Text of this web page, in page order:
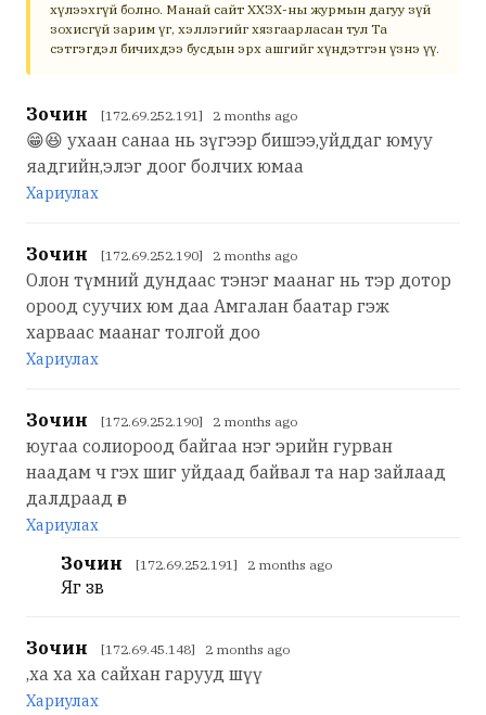
хүлээхгүй болно. Манай сайт ХХЗХ-ны журмын дагуу зүй
зохисгүй зарим үг, хэллэгийг хязгаарласан тул Та
сэтгэгдэл бичихдээ бусдын эрх ашгийг хүндэтгэн үзнэ үү.
Зочин [172.69.252.191] 2 months ago
😁😆 ухаан санаа нь зүгээр бишээ,уйддаг юмуу
яадгийн,элэг доог болчих юмаа
Хариулах
Зочин [172.69.252.190] 2 months ago
Олон түмний дундаас тэнэг маанаг нь тэр дотор
ороод суучих юм даа Амгалан баатар гэж
харваас маанаг толгой доо
Хариулах
Зочин [172.69.252.190] 2 months ago
юугаа солиороод байгаа нэг эрийн гурван
наадам ч гэх шиг уйдаад байвал та нар зайлаад
далдраад өг
Хариулах
Зочин [172.69.252.191] 2 months ago
Яг зөв
Зочин [172.69.45.148] 2 months ago
,ха ха ха сайхан гарууд шүү
Хариулах